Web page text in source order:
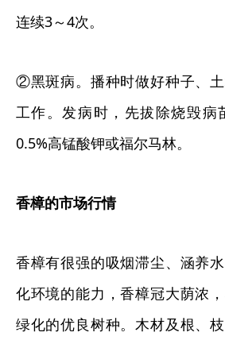
连续3～4次。
②黑斑病。播种时做好种子、
工作。发病时，先拔除烧毁病
0.5%高锰酸钾或福尔马林。
香樟的市场行情
香樟有很强的吸烟滞尘、涵养
化环境的能力，香樟冠大荫浓
绿化的优良树种。木材及根、